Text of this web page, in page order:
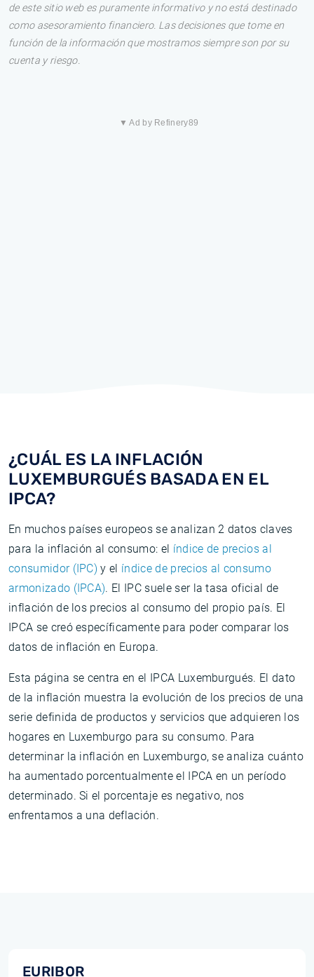
de este sitio web es puramente informativo y no está destinado
como asesoramiento financiero. Las decisiones que tome en
función de la información que mostramos siempre son por su
cuenta y riesgo.
▼ Ad by Refinery89
¿CUÁL ES LA INFLACIÓN
LUXEMBURGUÉS BASADA EN EL
IPCA?
En muchos países europeos se analizan 2 datos claves
para la inflación al consumo: el índice de precios al
consumidor (IPC) y el índice de precios al consumo
armonizado (IPCA). El IPC suele ser la tasa oficial de
inflación de los precios al consumo del propio país. El
IPCA se creó específicamente para poder comparar los
datos de inflación en Europa.
Esta página se centra en el IPCA Luxemburgués. El dato
de la inflación muestra la evolución de los precios de una
serie definida de productos y servicios que adquieren los
hogares en Luxemburgo para su consumo. Para
determinar la inflación en Luxemburgo, se analiza cuánto
ha aumentado porcentualmente el IPCA en un período
determinado. Si el porcentaje es negativo, nos
enfrentamos a una deflación.
EURIBOR